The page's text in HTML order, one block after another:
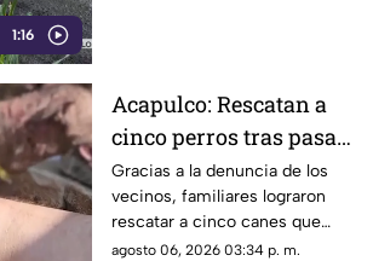
1:16
señalando que representa un
peligro constante ante el inicio
de la temporada de lluvias y el
próximo regreso a clases.
Acapulco: Rescatan a
cinco perros tras pasar
seis días encerrados
por el fallecimiento de
su dueño
Gracias a la denuncia de los
vecinos, familiares lograron
rescatar a cinco canes que
habían quedado atrapados al
agosto 06, 2026 03:34 p. m.